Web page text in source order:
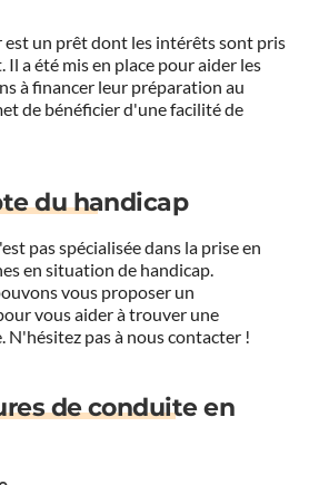
est un prêt dont les intérêts sont pris
Il a été mis en place pour aider les
à financer leur préparation au
de bénéficier d'une facilité de
du handicap
pas spécialisée dans la prise en
en situation de handicap.
vous proposer un
vous aider à trouver une
N'hésitez pas à nous contacter !
de conduite en